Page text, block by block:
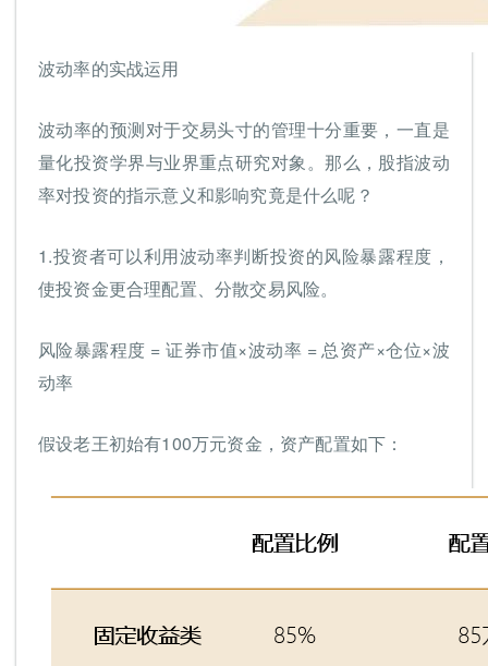
波动率的实战运用
波动率的预测对于交易头寸的管理十分重要，一直是
量化投资学界与业界重点研究对象。那么，股指波动
率对投资的指示意义和影响究竟是什么呢？
1.投资者可以利用波动率判断投资的风险暴露程度，
使投资金更合理配置、分散交易风险。
风险暴露程度 = 证券市值×波动率 = 总资产×仓位×波
动率
假设老王初始有100万元资金，资产配置如下：